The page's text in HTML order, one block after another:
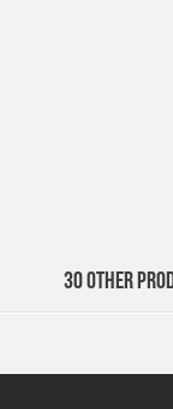
30 OTHER